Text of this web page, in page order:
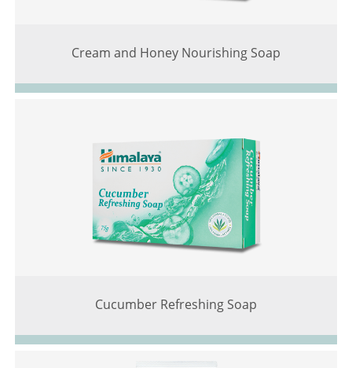
Cream and Honey Nourishing Soap
Cucumber Refreshing Soap